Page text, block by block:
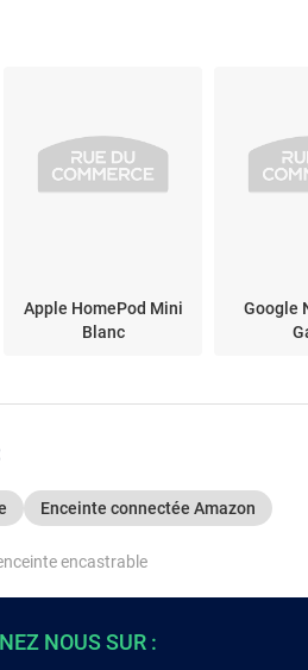
Apple HomePod Mini
Blanc
Google
Enceinte connectée Amazon
encastrable
NOUS SUR :